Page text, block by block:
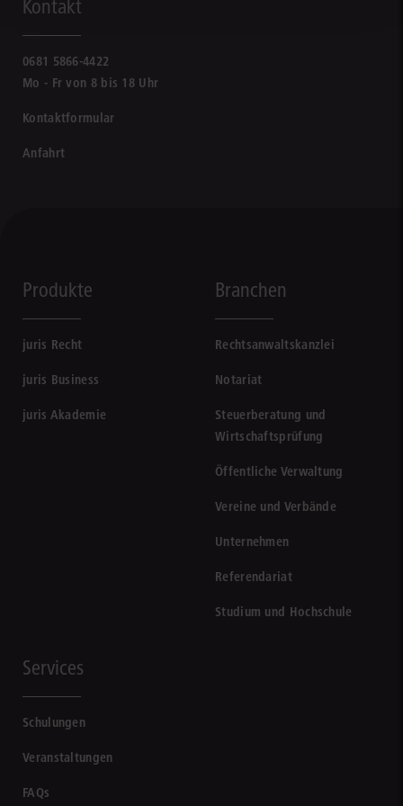
Kontakt
0681 5866-4422
Mo - Fr von 8 bis 18 Uhr
Kontaktformular
Anfahrt
Produkte
juris Recht
juris Business
juris Akademie
Branchen
Rechtsanwaltskanzlei
Notariat
Steuerberatung und
Wirtschaftsprüfung
Öffentliche Verwaltung
Vereine und Verbände
Unternehmen
Referendariat
Studium und Hochschule
Services
Schulungen
Veranstaltungen
FAQs